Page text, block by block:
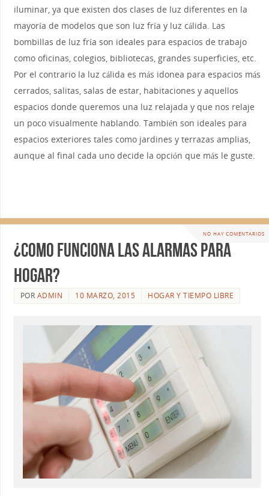
iluminar, ya que existen dos clases de luz diferentes en la
mayoría de modelos que son luz fría y luz cálida. Las
bombillas de luz fría son ideales para espacios de trabajo
como oficinas, colegios, bibliotecas, grandes superficies, etc.
Por el contrario la luz cálida es más idonea para espacios más
cerrados, salitas, salas de estar, habitaciones y aquellos
espacios donde queremos una luz relajada y que nos relaje
un poco visualmente hablando. También son ideales para
espacios exteriores tales como jardines y terrazas amplias,
aunque al final cada uno decide la opción que más le guste.
NO HAY COMENTARIOS
¿Como funciona las alarmas para
hogar?
POR ADMIN 10 MARZO, 2015 HOGAR Y TIEMPO LIBRE